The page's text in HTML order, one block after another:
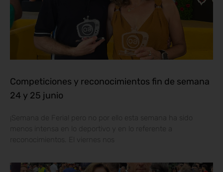
Competiciones y reconocimientos fin de semana
24 y 25 junio
¡Semana de Feria! pero no por ello esta semana ha sido
menos intensa en lo deportivo y en lo referente a